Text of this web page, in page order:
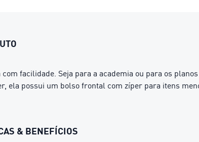
facilidade. Seja para a academia ou para os
ela possui um bolso frontal com zíper para itens
& BENEFÍCIOS